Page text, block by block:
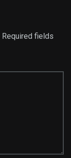
Required fields